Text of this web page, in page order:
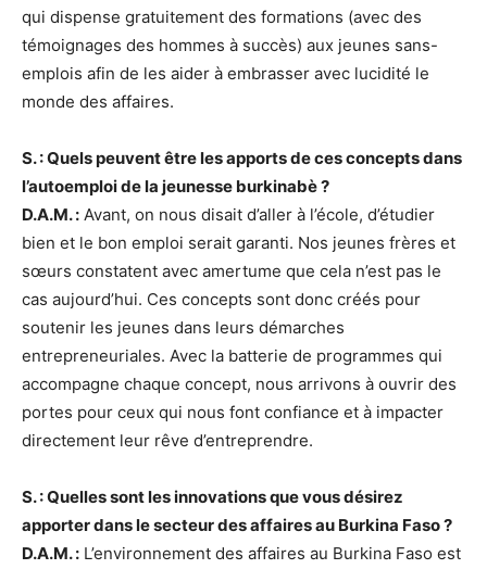
qui dispense gratuitement des formations (avec des
témoignages des hommes à succès) aux jeunes sans-
emplois afin de les aider à embrasser avec lucidité le
monde des affaires.
S. : Quels peuvent être les apports de ces concepts dans
l’autoemploi de la jeunesse burkinabè ?
D.A.M. : Avant, on nous disait d’aller à l’école, d’étudier
bien et le bon emploi serait garanti. Nos jeunes frères et
sœurs constatent avec amertume que cela n’est pas le
cas aujourd’hui. Ces concepts sont donc créés pour
soutenir les jeunes dans leurs démarches
entrepreneuriales. Avec la batterie de programmes qui
accompagne chaque concept, nous arrivons à ouvrir des
portes pour ceux qui nous font confiance et à impacter
directement leur rêve d’entreprendre.
S. : Quelles sont les innovations que vous désirez
apporter dans le secteur des affaires au Burkina Faso ?
D.A.M. : L’environnement des affaires au Burkina Faso est